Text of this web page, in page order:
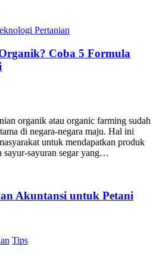
Pertanian
Coba 5 Formula
organik atau organic farming sudah
di negara-negara maju. Hal ini
untuk mendapatkan produk
sayur-sayuran segar yang…
Akuntansi untuk Petani
Tips